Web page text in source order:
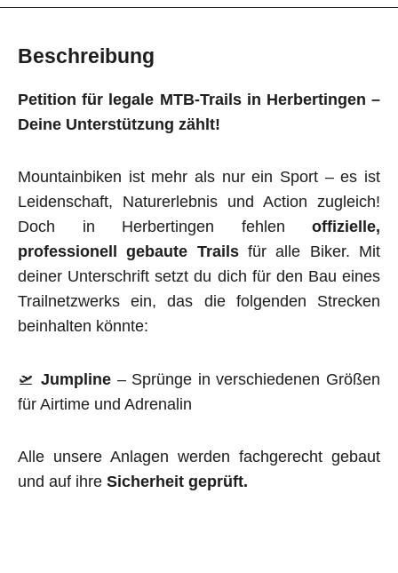
Beschreibung
Petition für legale MTB-Trails in Herbertingen –
Deine Unterstützung zählt!
Mountainbiken ist mehr als nur ein Sport – es ist
Leidenschaft, Naturerlebnis und Action zugleich!
Doch in Herbertingen fehlen offizielle,
professionell gebaute Trailsfür alle Biker. Mit
deiner Unterschrift setzt du dich für den Bau eines
Trailnetzwerks ein, das die folgenden Strecken
beinhalten könnte:
🛫Jumpline – Sprünge in verschiedenen Größen
für Airtime und Adrenalin
Alle unsere Anlagen werden fachgerecht gebaut
und auf ihre Sicherheit geprüft.